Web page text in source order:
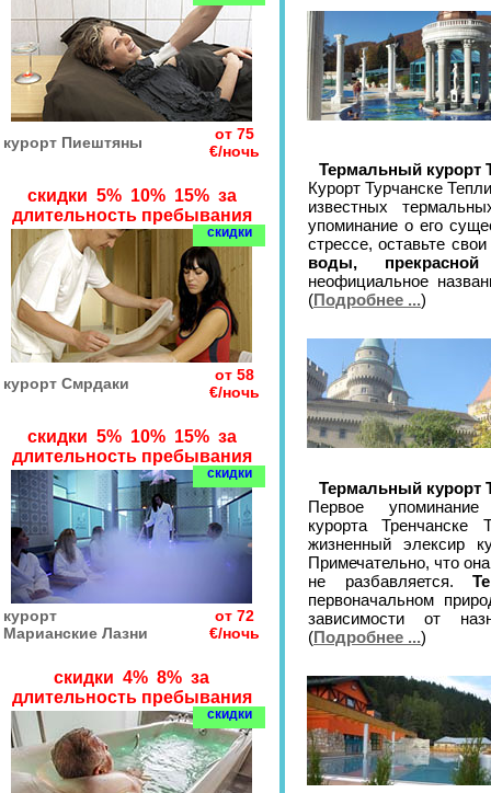
курорт Пиештяны
от 75
€/ночь
скидки 5% 10% 15% за
длительность пребывания
скидки
курорт Смрдаки
от 58
€/ночь
скидки 5% 10% 15% за
длительность пребывания
скидки
курорт
Марианские Лазни
от 72
€/ночь
скидки 4% 8% за
длительность пребывания
скидки
Термальный курорт
Курорт Турчанске
известных
упоминание о его
стрессе, оставьте
воды,
неофициальное
(Подробнее ...)
Термальный курорт
Первое
курорта Тренчанске
жизненный элексир
Примечательно, что
не разбавляется.
первоначальном
зависимости от
(Подробнее ...)